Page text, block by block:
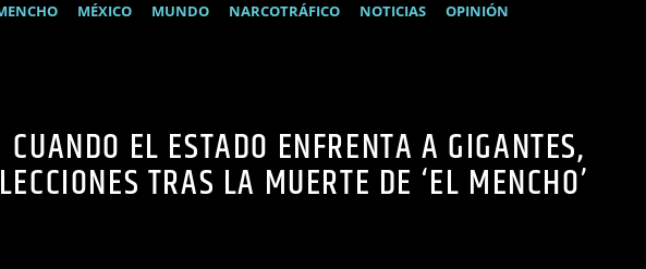
MÉXICO MUNDO NARCOTRÁFICO NOTICIAS OPINIÓN
CUANDO EL ESTADO ENFRENTA A GIGANTES,
LECCIONES TRAS LA MUERTE DE ‘EL MENCHO’